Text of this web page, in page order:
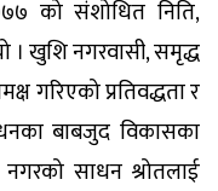
को संशोधित निति,
। खुशि नगरवासी, समृद्ध
गरिएको प्रतिवद्धता र
बाबजुद विकासका
नगरको साधन श्रोतलाई